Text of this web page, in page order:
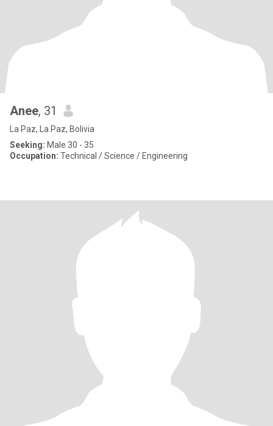
Anee, 31
La Paz, La Paz, Bolivia
Seeking: Male 30 - 35
Occupation: Technical / Science / Engineering